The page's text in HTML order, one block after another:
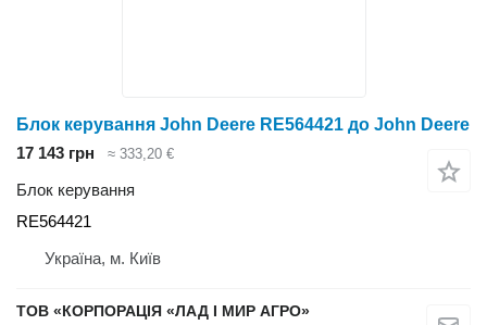
Блок керування John Deere RE564421 до John Deere
17 143 грн
≈ 333,20 €
Блок керування
RE564421
Україна, м. Київ
ТОВ «КОРПОРАЦІЯ «ЛАД І МИР АГРО»